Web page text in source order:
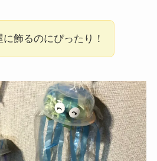
飾るのにぴったり！